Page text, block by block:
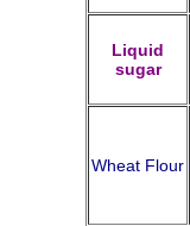
Liquid
sugar
Wheat Flour